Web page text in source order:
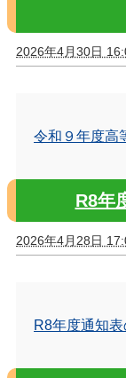
2026年4月30日
令和９年度高
R8年
2026年4月28日
R8年度通知